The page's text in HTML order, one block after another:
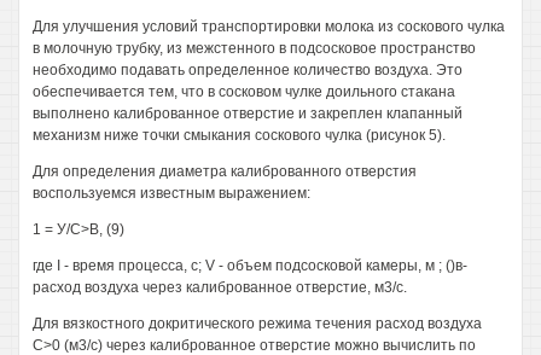
Для улучшения условий транспортировки молока из соскового чулка
в молочную трубку, из межстенного в подсосковое пространство
необходимо подавать определенное количество воздуха. Это
обеспечивается тем, что в сосковом чулке доильного стакана
выполнено калиброванное отверстие и закреплен клапанный
механизм ниже точки смыкания соскового чулка (рисунок 5).
Для определения диаметра калиброванного отверстия
воспользуемся известным выражением:
1 = У/С>В, (9)
где I - время процесса, с; V - объем подсосковой камеры, м ; ()в-
расход воздуха через калиброванное отверстие, м3/с.
Для вязкостного докритического режима течения расход воздуха
С>0 (м3/с) через калиброванное отверстие можно вычислить по